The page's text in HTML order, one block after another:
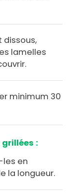
dissous,
lamelles
minimum 30
:
les en
la longueur.